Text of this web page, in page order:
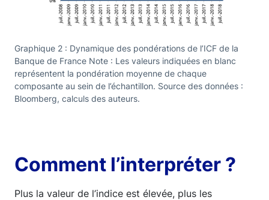
Graphique 2 : Dynamique des pondérations de l’ICF de la
Banque de France Note : Les valeurs indiquées en blanc
représentent la pondération moyenne de chaque
composante au sein de l’échantillon. Source des données :
Bloomberg, calculs des auteurs.
Comment l’interpréter ?
Plus la valeur de l’indice est élevée, plus les